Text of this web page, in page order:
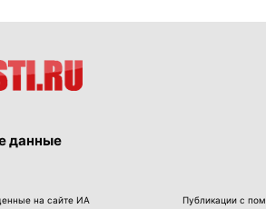
данные
на сайте ИА
Публикации с